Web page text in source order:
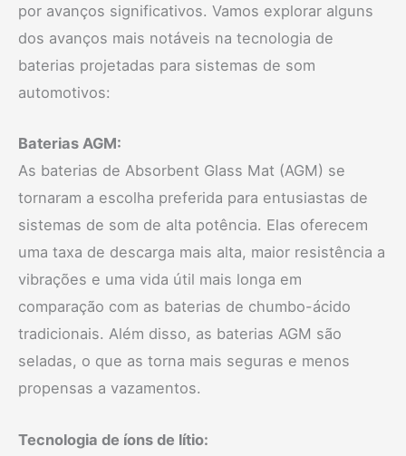
por avanços significativos. Vamos explorar alguns
dos avanços mais notáveis na tecnologia de
baterias projetadas para sistemas de som
automotivos:
Baterias AGM:
As baterias de Absorbent Glass Mat (AGM) se
tornaram a escolha preferida para entusiastas de
sistemas de som de alta potência. Elas oferecem
uma taxa de descarga mais alta, maior resistência a
vibrações e uma vida útil mais longa em
comparação com as baterias de chumbo-ácido
tradicionais. Além disso, as baterias AGM são
seladas, o que as torna mais seguras e menos
propensas a vazamentos.
Tecnologia de íons de lítio: